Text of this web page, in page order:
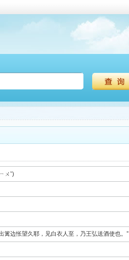
ㄨˇ)
篱边怅望久耶，见白衣人至，乃王弘送酒使也。”